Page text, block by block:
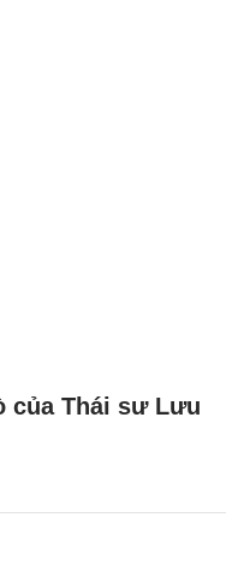
của Thái sư Lưu